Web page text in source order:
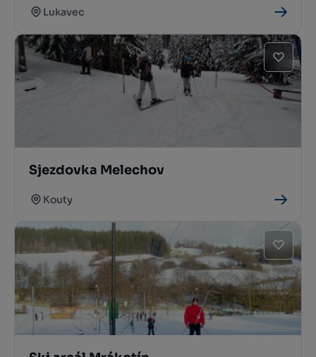
Lukavec
Sjezdovka Melechov
Kouty